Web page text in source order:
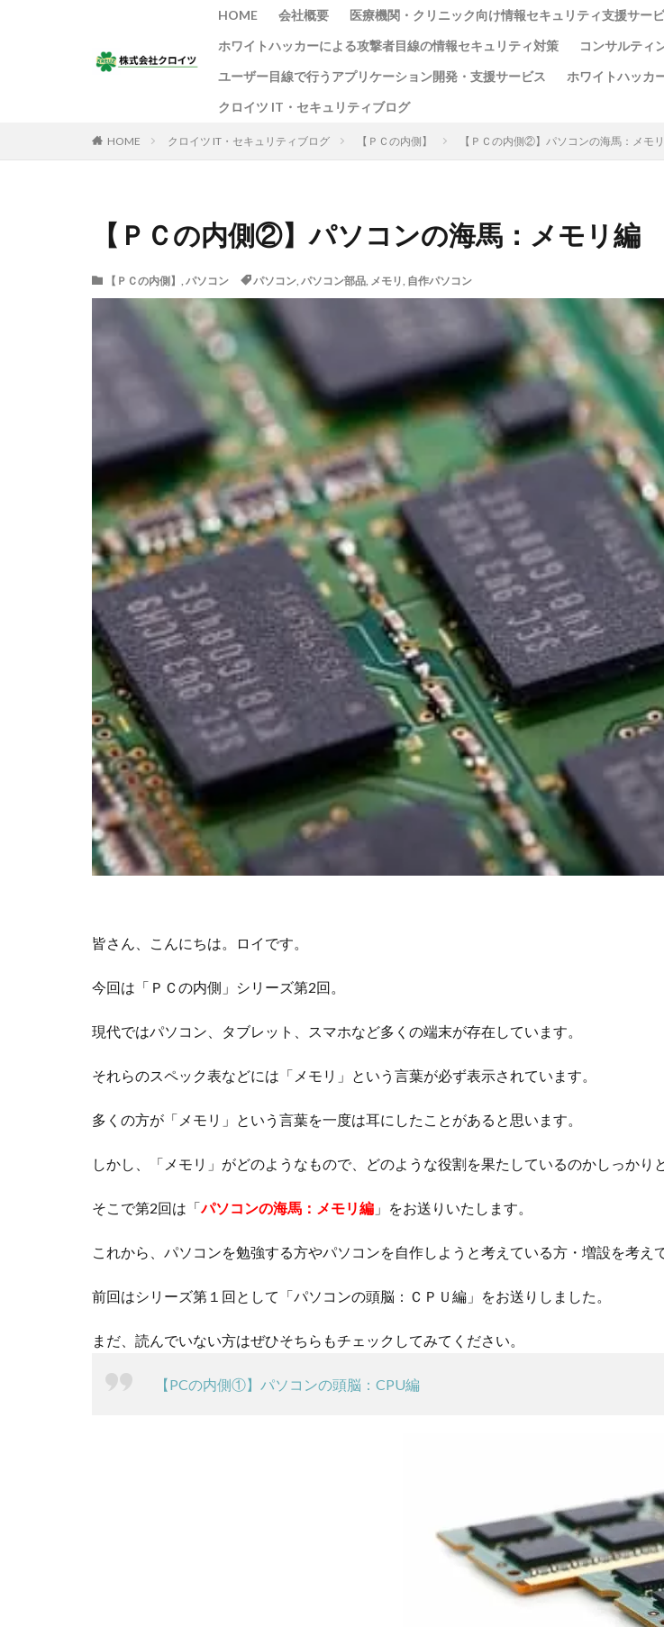
HOME 会社概要
医療機関・クリニック向け情報セキュリティ支援サー
ホワイトハッカーによる攻撃者目線の情報セキュリティ対策
コンサルティ
ユーザー目線で行うアプリケーション開発・支援サービス
ホワイトハッカ
クロイツ IT・セキュリティブログ
HOME クロイツ IT・セキュリティブログ 【ＰＣの内側】 【ＰＣの内側②】パソコンの海馬：メモ
【ＰＣの内側②】パソコンの海馬：メモリ編
【ＰＣの内側】 , パソコン パソコン, パソコン部品, メモリ, 自作パソコン
皆さん、こんにちは。ロイです。
今回は「ＰＣの内側」シリーズ第2回。
現代ではパソコン、タブレット、スマホなど多くの端末が存在しています。
それらのスペック表などには「メモリ」という言葉が必ず表示されています。
多くの方が「メモリ」という言葉を一度は耳にしたことがあると思います。
しかし、「メモリ」がどのようなもので、どのような役割を果たしているのかしっかり
そこで第2回は「パソコンの海馬：メモリ編 」をお送りいたします。
これから、パソコンを勉強する方やパソコンを自作しようと考えている方・増設を考え
前回はシリーズ第１回として「パソコンの頭脳：ＣＰＵ編」をお送りしました。
まだ、読んでいない方はぜひそちらもチェックしてみてください。
【PCの内側①】パソコンの頭脳：CPU編